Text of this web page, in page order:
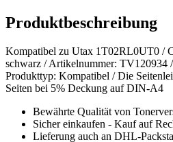
Produktbeschreibung
Kompatibel zu Utax 1T02RL0UT0 /
schwarz / Artikelnummer: TV120934
Produkttyp: Kompatibel / Die
Seiten bei 5% Deckung auf DIN-A4
Bewährte Qualität von
Sicher einkaufen - Kauf auf
Lieferung auch an DHL-